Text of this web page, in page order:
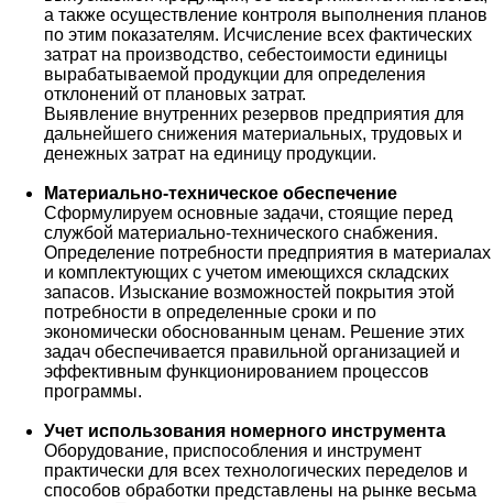
а также осуществление контроля выполнения планов
по этим показателям. Исчисление всех фактических
затрат на производство, себестоимости единицы
вырабатываемой продукции для определения
отклонений от плановых затрат.
Выявление внутренних резервов предприятия для
дальнейшего снижения материальных, трудовых и
денежных затрат на единицу продукции.
Материально-техническое обеспечение
Сформулируем основные задачи, стоящие перед
службой материально-технического снабжения.
Определение потребности предприятия в материалах
и комплектующих с учетом имеющихся складских
запасов. Изыскание возможностей покрытия этой
потребности в определенные сроки и по
экономически обоснованным ценам. Решение этих
задач обеспечивается правильной организацией и
эффективным функционированием процессов
программы.
Учет использования номерного инструмента
Оборудование, приспособления и инструмент
практически для всех технологических переделов и
способов обработки представлены на рынке весьма